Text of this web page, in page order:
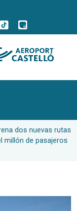
dos nuevas rutas
millón de pasajeros